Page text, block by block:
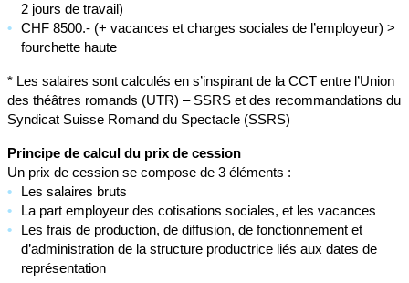
2 jours de travail)
CHF 8500.- (+ vacances et charges sociales de l’employeur) >
fourchette haute
* Les salaires sont calculés en s’inspirant de la CCT entre l’Union
des théâtres romands (UTR) – SSRS et des recommandations du
Syndicat Suisse Romand du Spectacle (SSRS)
Principe de calcul du prix de cession
Un prix de cession se compose de 3 éléments :
Les salaires bruts
La part employeur des cotisations sociales, et les vacances
Les frais de production, de diffusion, de fonctionnement et
d’administration de la structure productrice liés aux dates de
représentation